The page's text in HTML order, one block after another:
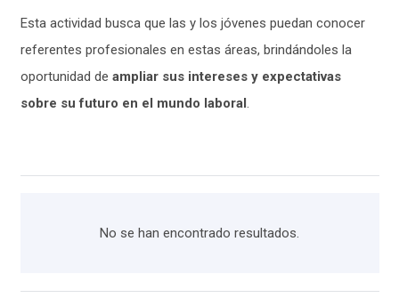
Esta actividad busca que las y los jóvenes puedan conocer
referentes profesionales en estas áreas, brindándoles la
oportunidad de ampliar sus intereses y expectativas
sobre su futuro en el mundo laboral .
No se han encontrado resultados.